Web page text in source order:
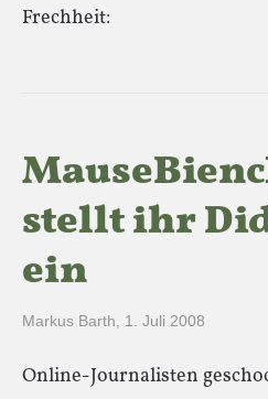
Frechheit:
stellt ihr
ein
Markus Barth 1. Juli 2008
Online-Journalisten